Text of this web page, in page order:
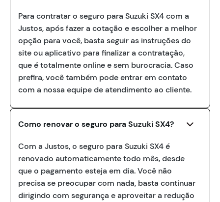
Para contratar o seguro para Suzuki SX4 com a
Justos, após fazer a cotação e escolher a melhor
opção para você, basta seguir as instruções do
site ou aplicativo para finalizar a contratação,
que é totalmente online e sem burocracia. Caso
prefira, você também pode entrar em contato
com a nossa equipe de atendimento ao cliente.
Como renovar o seguro para Suzuki SX4?
Com a Justos, o seguro para Suzuki SX4 é
renovado automaticamente todo mês, desde
que o pagamento esteja em dia. Você não
precisa se preocupar com nada, basta continuar
dirigindo com segurança e aproveitar a redução